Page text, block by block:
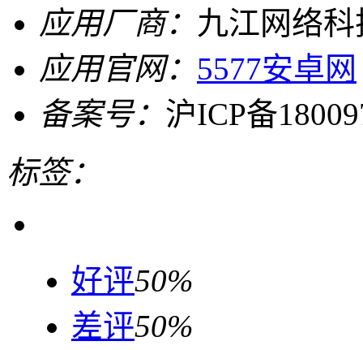
应用厂商： 九江网络
应用官网： 5577安卓网
备案号： 沪ICP备
标签：
好评50%
差评50%